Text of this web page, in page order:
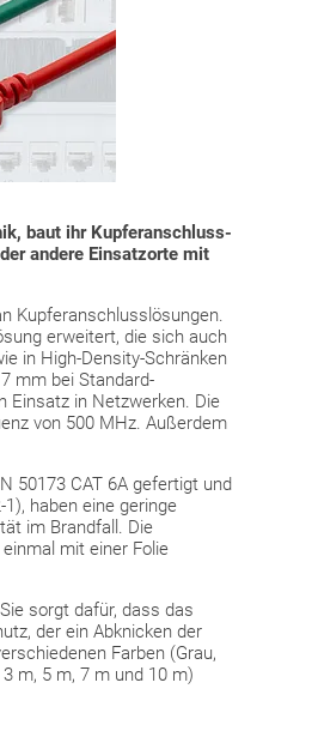
baut ihr Kupferanschluss-
andere Einsatzorte mit
Kupferanschlusslösungen.
erweitert, die sich auch
in High-Density-Schränken
mm bei Standard-
Einsatz in Netzwerken. Die
von 500 MHz. Außerdem
50173 CAT 6A gefertigt und
haben eine geringe
im Brandfall. Die
mit einer Folie
sorgt dafür, dass das
der ein Abknicken der
Farben (Grau,
m, 5 m, 7 m und 10 m)